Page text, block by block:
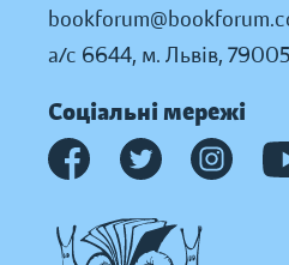
а/с 6644, м. Львів,
Соціальні мережі